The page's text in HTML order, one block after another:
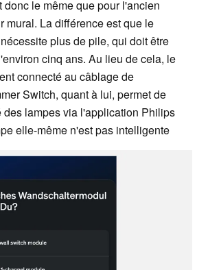
donc le même que pour l'ancien
mural. La différence est que le
plus de pile, qui doit être
cinq ans. Au lieu de cela, le
connecté au câblage de
Switch, quant à lui, permet de
des lampes via l'application Philips
elle-même n'est pas intelligente